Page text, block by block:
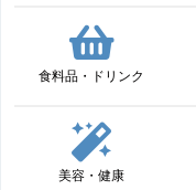
食料品・ドリンク
美容・健康